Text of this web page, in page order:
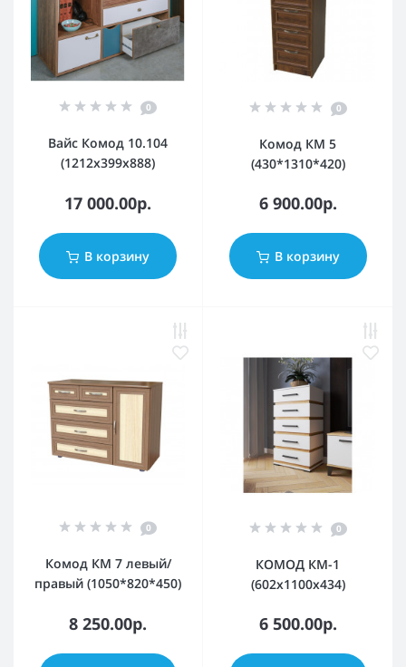
0
Вайс Комод 10.104
(1212х399х888)
17 000.00р.
В корзину
0
Комод КМ 5
(430*1310*420)
6 900.00р.
В корзину
0
Комод КМ 7 левый/
правый (1050*820*450)
8 250.00р.
0
КОМОД КМ-1
(602х1100х434)
6 500.00р.